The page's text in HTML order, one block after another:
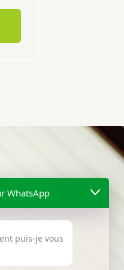
WhatsApp
puis-je vous